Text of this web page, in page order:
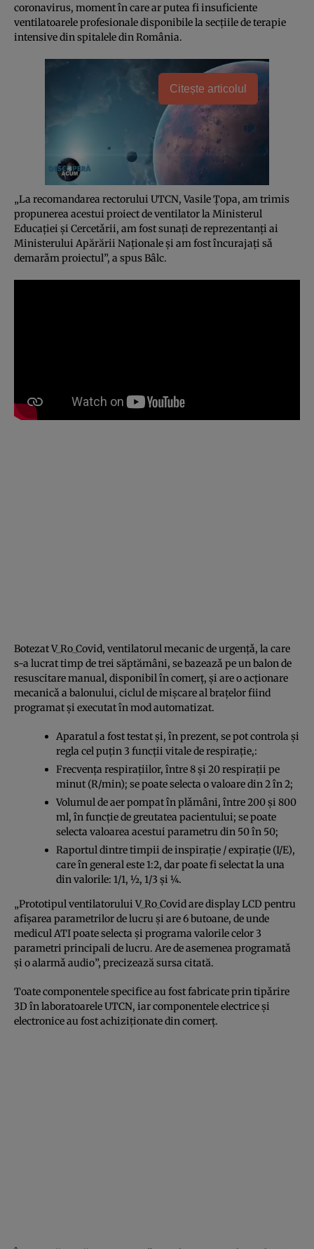
coronavirus, moment în care ar putea fi insuficiente
ventilatoarele profesionale disponibile la secţiile de terapie
intensive din spitalele din România.
Citește articolul
„La recomandarea rectorului UTCN, Vasile Ţopa, am trimis
propunerea acestui proiect de ventilator la Ministerul
Educaţiei şi Cercetǎrii, am fost sunaţi de reprezentanţi ai
Ministerului Apărării Naţionale şi am fost încurajaţi sǎ
demarǎm proiectul”, a spus Bâlc.
Botezat V_Ro_Covid, ventilatorul mecanic de urgenţǎ, la care
s-a lucrat timp de trei săptămâni, se bazeazǎ pe un balon de
resuscitare manual, disponibil în comerţ, şi are o acţionare
mecanicǎ a balonului, ciclul de mişcare al braţelor fiind
programat şi executat în mod automatizat.
Aparatul a fost testat şi, în prezent, se pot controla şi
regla cel puţin 3 funcţii vitale de respiraţie,:
Frecvenţa respiraţiilor, între 8 şi 20 respiraţii pe
minut (R/min); se poate selecta o valoare din 2 în 2;
Volumul de aer pompat în plǎmâni, între 200 şi 800
ml, în funcţie de greutatea pacientului; se poate
selecta valoarea acestui parametru din 50 în 50;
Raportul dintre timpii de inspiraţie / expiraţie (I/E),
care în general este 1:2, dar poate fi selectat la una
din valorile: 1/1, ½, 1/3 şi ¼.
„Prototipul ventilatorului V_Ro_Covid are display LCD pentru
afişarea parametrilor de lucru şi are 6 butoane, de unde
medicul ATI poate selecta şi programa valorile celor 3
parametri principali de lucru. Are de asemenea programatǎ
şi o alarmǎ audio”, precizează sursa citată.
Toate componentele specifice au fost fabricate prin tipǎrire
3D în laboratoarele UTCN, iar componentele electrice şi
electronice au fost achiziţionate din comerţ.